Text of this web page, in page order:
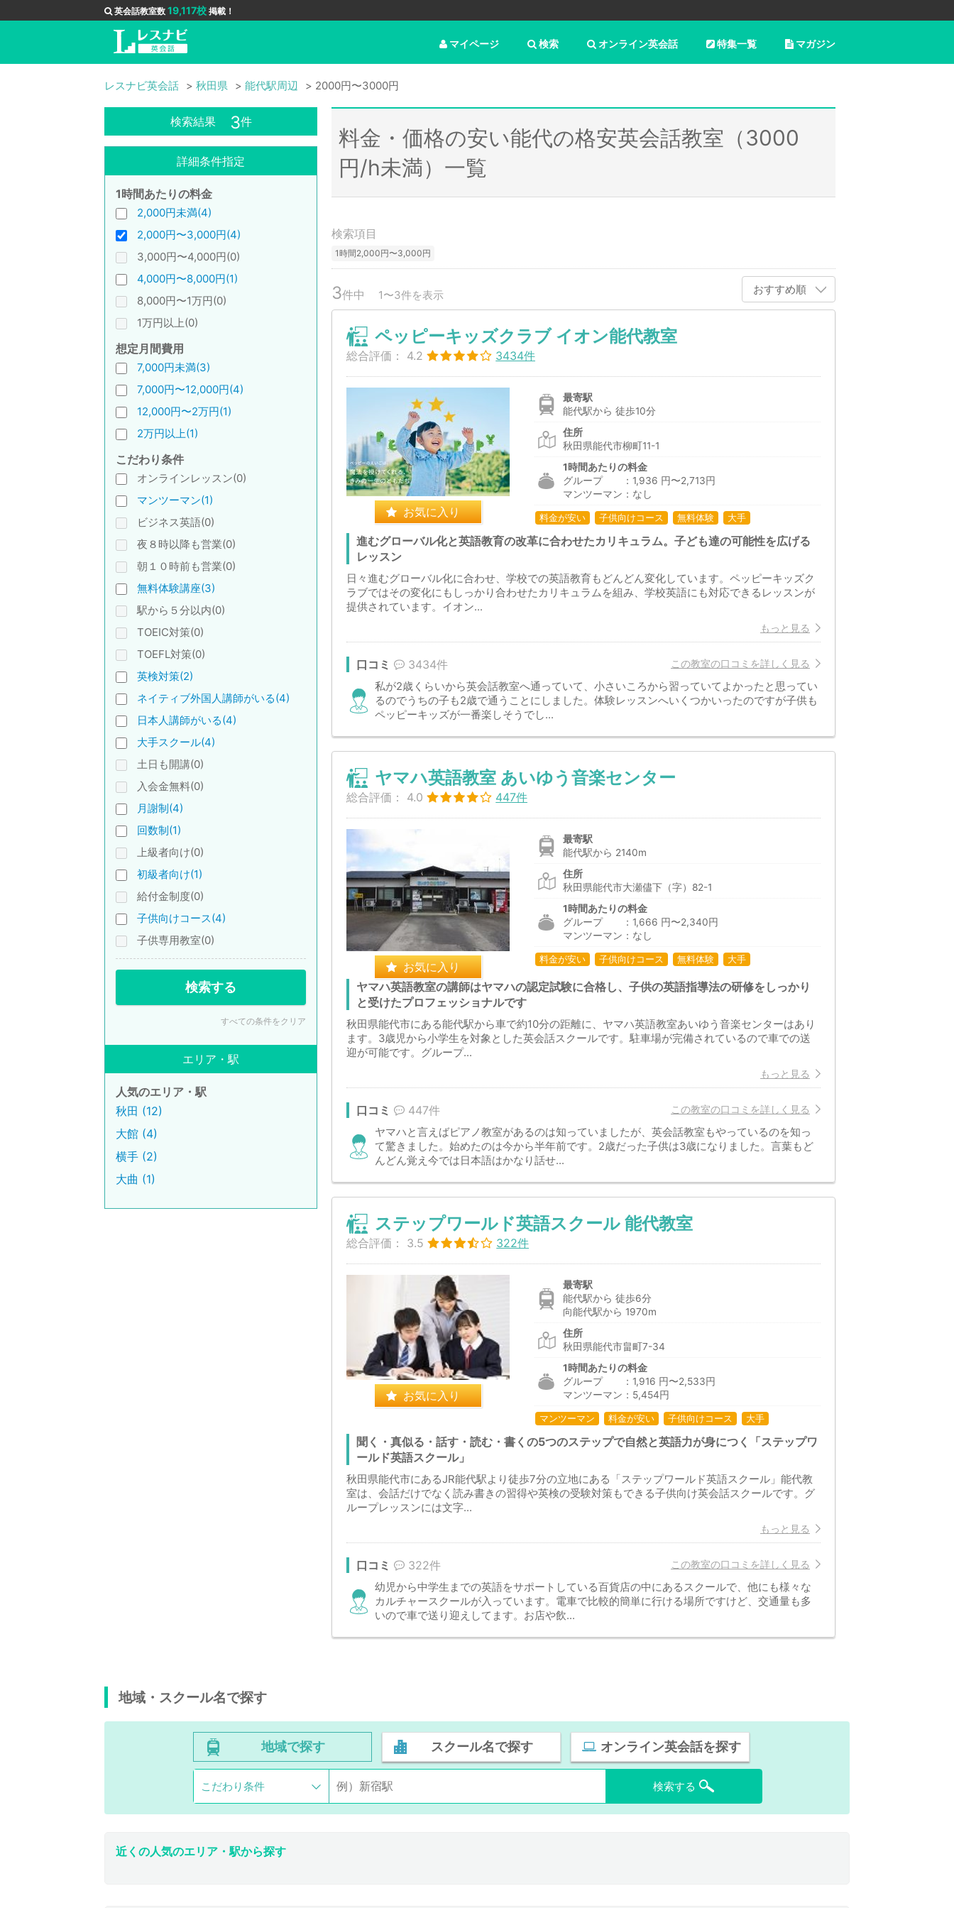
英会話教室数 19,117校 掲載！
マガジン
特集一覧
オンライン英会話
検索
マイページ
レスナビ英会話 秋田県 能代駅周辺 2000円〜3000円
検索結果 3件
詳細条件指定
1時間あたりの料金
2,000円未満(4)
2,000円〜3,000円(4)
3,000円〜4,000円(0)
4,000円〜8,000円(1)
8,000円〜1万円(0)
1万円以上(0)
想定月間費用
7,000円未満(3)
7,000円〜12,000円(4)
12,000円〜2万円(1)
2万円以上(1)
こだわり条件
オンラインレッスン(0)
マンツーマン(1)
ビジネス英語(0)
夜８時以降も営業(0)
朝１０時前も営業(0)
無料体験講座(3)
駅から５分以内(0)
TOEIC対策(0)
TOEFL対策(0)
英検対策(2)
ネイティブ外国人講師がいる(4)
日本人講師がいる(4)
大手スクール(4)
土日も開講(0)
入会金無料(0)
月謝制(4)
回数制(1)
上級者向け(0)
初級者向け(1)
給付金制度(0)
子供向けコース(4)
子供専用教室(0)
検索する
すべての条件をクリア
エリア・駅
人気のエリア・駅
秋田 (12)
大館 (4)
横手 (2)
大曲 (1)
料金・価格の安い能代の格安英会話教室（3000
円/h未満）一覧
検索項目
1時間2,000円〜3,000円
3件中 1〜3件を表示 おすすめ順
ペッピーキッズクラブ イオン能代教室
総合評価： 4.2 3434件
お気に入り
最寄駅
能代駅から 徒歩10分
住所
秋田県能代市柳町11-1
1時間あたりの料金
グループ ：1,936 円〜2,713円
マンツーマン：なし
料金が安い 子供向けコース 無料体験 大手
進むグローバル化と英語教育の改革に合わせたカリキュラム。子ども達の可能性を広げる
レッスン
日々進むグローバル化に合わせ、学校での英語教育もどんどん変化しています。ペッピーキッズク
ラブではその変化にもしっかり合わせたカリキュラムを組み、学校英語にも対応できるレッスンが
提供されています。イオン...
もっと見る
この教室の口コミを詳しく見る
口コミ 3434件
私が2歳くらいから英会話教室へ通っていて、小さいころから習っていてよかったと思ってい
るのでうちの子も2歳で通うことにしました。体験レッスンへいくつかいったのですが子供も
ペッピーキッズが一番楽しそうでし...
ヤマハ英語教室 あいゆう音楽センター
総合評価： 4.0 447件
お気に入り
最寄駅
能代駅から 2140m
住所
秋田県能代市大瀬儘下（字）82-1
1時間あたりの料金
グループ ：1,666 円〜2,340円
マンツーマン：なし
料金が安い 子供向けコース 無料体験 大手
ヤマハ英語教室の講師はヤマハの認定試験に合格し、子供の英語指導法の研修をしっかり
と受けたプロフェッショナルです
秋田県能代市にある能代駅から車で約10分の距離に、ヤマハ英語教室あいゆう音楽センターはあり
ます。3歳児から小学生を対象とした英会話スクールです。駐車場が完備されているので車での送
迎が可能です。グループ...
もっと見る
この教室の口コミを詳しく見る
口コミ 447件
ヤマハと言えばピアノ教室があるのは知っていましたが、英会話教室もやっているのを知っ
て驚きました。始めたのは今から半年前です。2歳だった子供は3歳になりました。言葉もど
んどん覚え今では日本語はかなり話せ...
ステップワールド英語スクール 能代教室
総合評価： 3.5 322件
お気に入り
最寄駅
能代駅から 徒歩6分
向能代駅から 1970m
住所
秋田県能代市畠町7-34
1時間あたりの料金
グループ ：1,916 円〜2,533円
マンツーマン：5,454円
マンツーマン 料金が安い 子供向けコース 大手
聞く・真似る・話す・読む・書くの5つのステップで自然と英語力が身につく「ステップワ
ールド英語スクール」
秋田県能代市にあるJR能代駅より徒歩7分の立地にある「ステップワールド英語スクール」能代教
室は、会話だけでなく読み書きの習得や英検の受験対策もできる子供向け英会話スクールです。グ
ループレッスンには文字...
もっと見る
この教室の口コミを詳しく見る
口コミ 322件
幼児から中学生までの英語をサポートしている百貨店の中にあるスクールで、他にも様々な
カルチャースクールが入っています。電車で比較的簡単に行ける場所ですけど、交通量も多
いので車で送り迎えしてます。お店や飲...
地域・スクール名で探す
地域で探す スクール名で探す オンライン英会話を探す
こだわり条件 検索する
近くの人気のエリア・駅から探す